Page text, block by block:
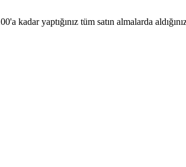
kadar yaptığınız tüm satın almalarda